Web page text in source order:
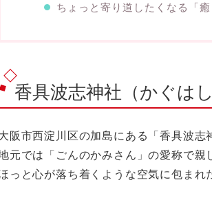
ちょっと寄り道したくなる「癒
香具波志神社（かぐは
阪市西淀川区の加島にある「香具波志
元では「ごんのかみさん」の愛称で親
っと心が落ち着くような空気に包まれ